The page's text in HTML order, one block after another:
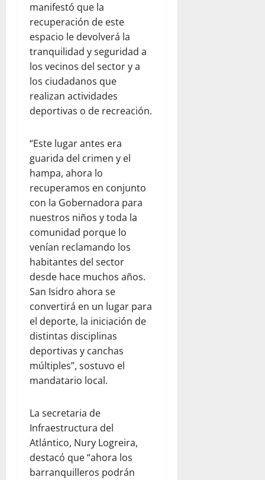
manifestó que la
recuperación de este
espacio le devolverá la
tranquilidad y seguridad a
los vecinos del sector y a
los ciudadanos que
realizan actividades
deportivas o de recreación.
“Este lugar antes era
guarida del crimen y el
hampa, ahora lo
recuperamos en conjunto
con la Gobernadora para
nuestros niños y toda la
comunidad porque lo
venían reclamando los
habitantes del sector
desde hace muchos años.
San Isidro ahora se
convertirá en un lugar para
el deporte, la iniciación de
distintas disciplinas
deportivas y canchas
múltiples”, sostuvo el
mandatario local.
La secretaria de
Infraestructura del
Atlántico, Nury Logreira,
destacó que “ahora los
barranquilleros podrán